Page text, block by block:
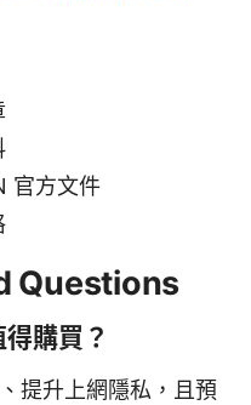
官方文件
Questions
購買？
提升上網隱私，且預